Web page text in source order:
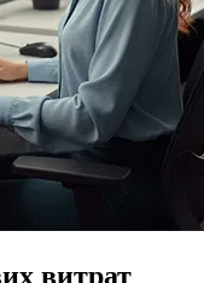
витрат